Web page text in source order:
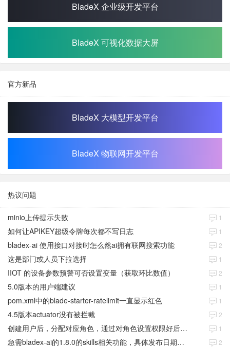
BladeX 企业级开发平台
BladeX 可视化数据大屏
官方新品
BladeX 大模型开发平台
BladeX 物联网开发平台
热议问题
minio上传提示失败 1
如何让APIKEY超级令牌每次都不写日志 1
bladex-ai 使用接口对接时怎么然ai拥有联网搜索功能 2
这是部门或人员下拉选择 1
IIOT 的设备参数预警可否设置变量（获取环比数值） 2
5.0版本的用户端建议 1
pom.xml中的blade-starter-ratelimit一直显示红色 1
4.5版本actuator没有被拦截 2
创建用户后，分配对应角色，通过对角色设置权限好后，登录当前用户后。查看不到当前已分配对应角色权限数据 1
急需bladex-ai的1.8.0的skills相关功能，具体发布日期是多少号 2